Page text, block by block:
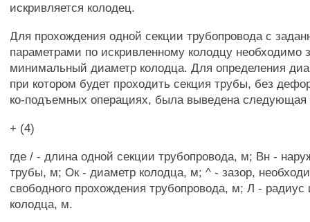
искривляется колодец.
Для прохождения одной секции трубопровода с
параметрами по искривленному колодцу необходимо
минимальный диаметр колодца. Для определения
при котором будет проходить секция трубы, без
ко-подъемных операциях, была выведена
+ (4)
где / - длина одной секции трубопровода, м; Вн -
трубы, м; Ок - диаметр колодца, м; ^ - зазор,
свободного прохождения трубопровода, м; Л - радиус
колодца, м.